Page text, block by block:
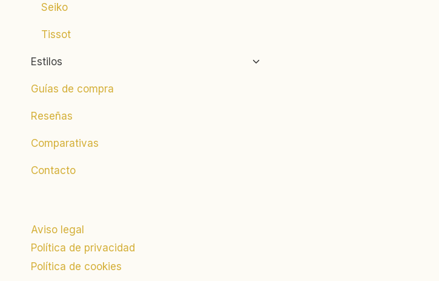
Seiko
Tissot
Estilos
Alternar
Guías de compra
Reseñas
Comparativas
Contacto
Aviso legal
Política de privacidad
Política de cookies